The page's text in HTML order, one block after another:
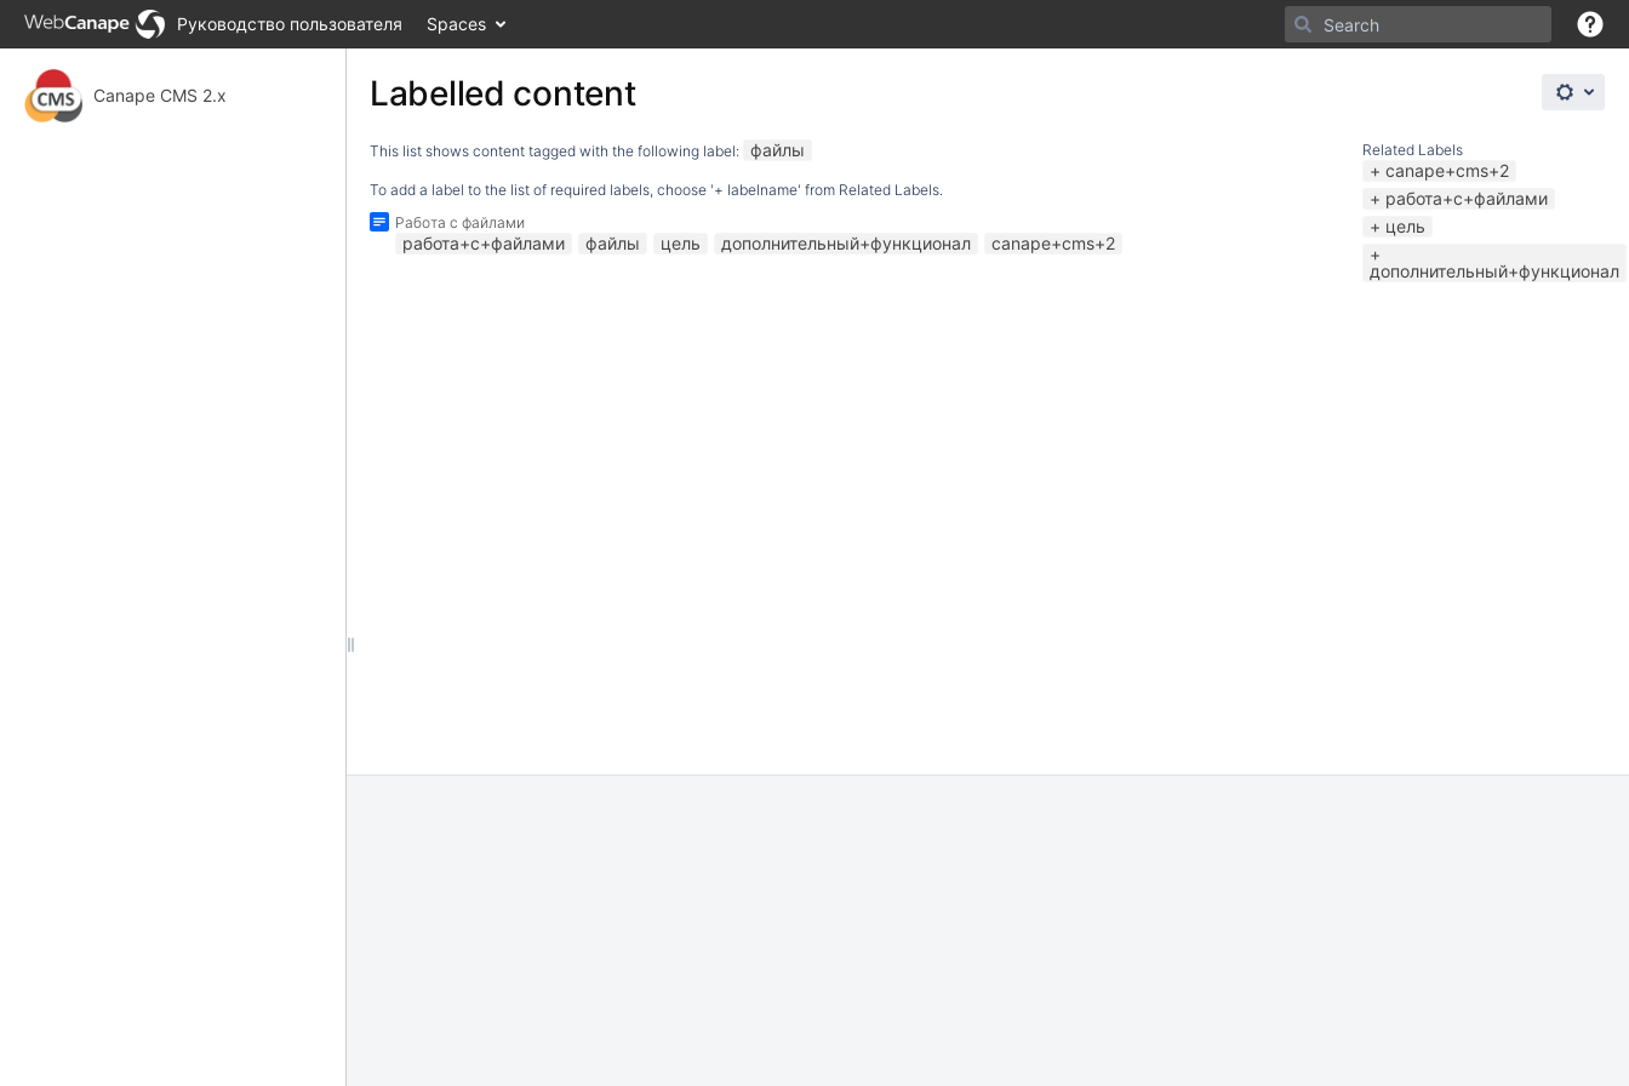
Skip
content
assistive.skiplink.to.breadcrumbs
Руководство пользователя Spaces
Canape CMS 2.x Labelled content
Related Labels
canape+cms+2
работа+с+файлами
цель
дополнительный+функционал
This list shows content tagged with the following label: файлы
To add a label to the list of required labels, choose '+ labelname' from Related Labels.
Работа с файлами
работа+с+файлами файлы цель дополнительный+функционал canape+cms+2